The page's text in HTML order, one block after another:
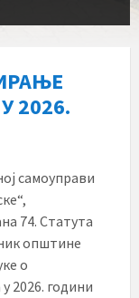
2026.
самоуправи
74. Статута
општине
о
2026. години